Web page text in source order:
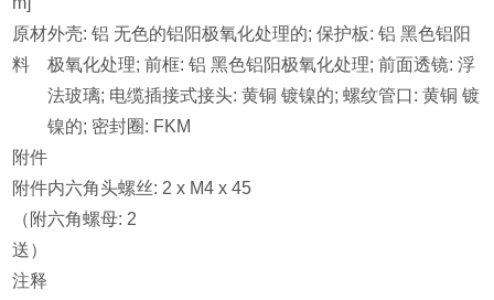
原材
料
外壳: 铝 无色的铝阳极氧化处理的; 保护板: 铝 黑色铝阳
极氧化处理; 前框: 铝 黑色铝阳极氧化处理; 前面透镜: 浮
法玻璃; 电缆插接式接头: 黄铜 镀镍的; 螺纹管口: 黄铜 镀
镍的; 密封圈: FKM
附件
附件
（附
送）
内六角头螺丝: 2 x M4 x 45
六角螺母: 2
注释